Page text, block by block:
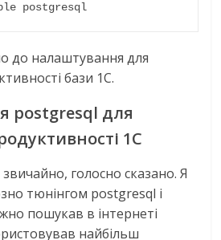
postgresql
до налаштування для
бази 1С.
postgresql для
1С
голосно сказано. Я
тюнінгом postgresql і
пошукав в інтернеті
найбільш